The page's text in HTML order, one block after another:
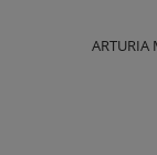
ARTURIA